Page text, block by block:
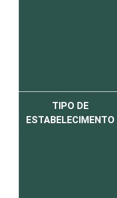
TIPO DE
ESTABELECIMENTO